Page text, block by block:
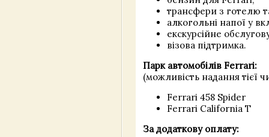
трансфери з готелю
алкогольні напої у
екскурсійне
візова підтримка.
Парк автомобілів Ferrari:
(можливість надання тієї
Ferrari 458 Spider
Ferrari California T
За додаткову оплату: